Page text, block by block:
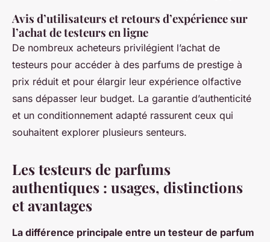
Avis d’utilisateurs et retours d’expérience sur
l’achat de testeurs en ligne
De nombreux acheteurs privilégient l’achat de
testeurs pour accéder à des parfums de prestige à
prix réduit et pour élargir leur expérience olfactive
sans dépasser leur budget. La garantie d’authenticité
et un conditionnement adapté rassurent ceux qui
souhaitent explorer plusieurs senteurs.
Les testeurs de parfums
authentiques : usages, distinctions
et avantages
La différence principale entre un testeur de parfum